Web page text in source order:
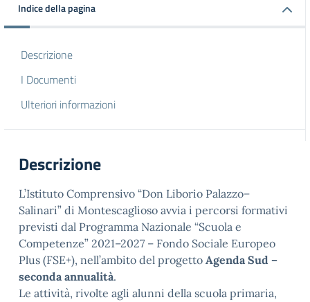
Indice della pagina
Descrizione
I Documenti
Ulteriori informazioni
Descrizione
L’Istituto Comprensivo “Don Liborio Palazzo–
Salinari” di Montescaglioso avvia i percorsi formativi
previsti dal Programma Nazionale “Scuola e
Competenze” 2021–2027 – Fondo Sociale Europeo
Plus (FSE+), nell’ambito del progetto Agenda Sud –
seconda annualità.
Le attività, rivolte agli alunni della scuola primaria,